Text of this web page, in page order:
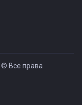
© Все права